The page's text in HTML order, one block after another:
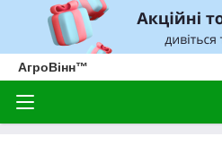
АгроВінн™